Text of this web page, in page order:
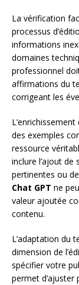
La vérification
processus
informations
domaines
professionnel
affirmations du
corrigeant les
des exemples
ressource
inclure l’ajout de
pertinentes ou
Chat GPT ne
valeur ajoutée
contenu.
L’adaptation du
dimension de
spécifier votre
permet d’ajuster